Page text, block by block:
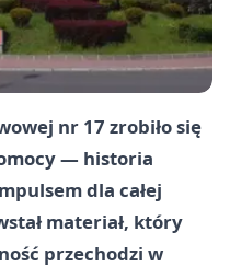
nr 17 zrobiło się
— historia
dla całej
materiał, który
przechodzi w